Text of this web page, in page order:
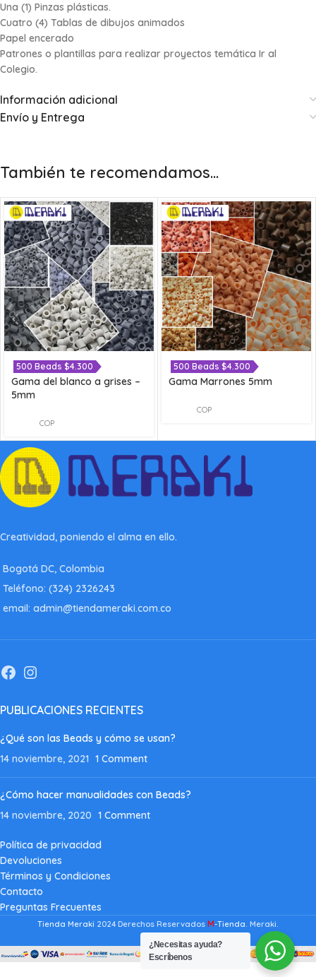
Una (1) Pinzas plásticas.
Cuatro (4) Tablas de dibujos animados
Papel encerado
Patrones o plantillas para realizar proyectos temática Ir al
Colegio.
Información adicional
Envío y Entrega
También te recomendamos…
500 Beads $4.300
Gama del blanco a grises –
5mm
COP
500 Beads $4.300
Gama Marrones 5mm
COP
Creatividad, poniendo el alma en ello.
Bogotá DC, Colombia
Teléfono: (324) 2326243
email: admin@tiendameraki.com.co
PUBLICACIONES RECIENTES
¿Qué son las Beads y cómo se usan?
14 noviembre, 2021 1 Comment
¿Cómo hacer manualidades con Beads?
14 noviembre, 2020 1 Comment
Política de privacidad
Devoluciones
Términos y Condiciones
Contacto
Preguntas Frecuentes
Tienda Meraki 2024 Derechos Reservados M-Tienda. Meraki.
Artkal
¿Necesitas ayuda?
Escríbenos